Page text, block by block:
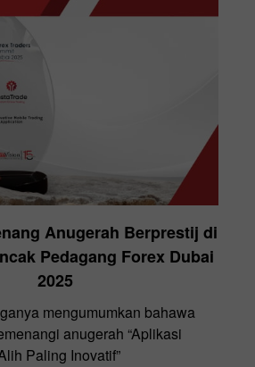
Anugerah Berprestij di
Pedagang Forex Dubai
2025
mengumumkan bahawa
anugerah “Aplikasi
Paling Inovatif”